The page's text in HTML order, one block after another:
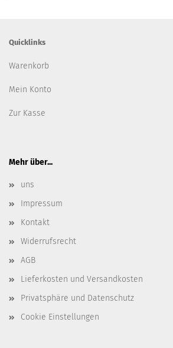
Quicklinks
Warenkorb
Mein Konto
Zur Kasse
Mehr über...
uns
Impressum
Kontakt
Widerrufsrecht
AGB
Lieferkosten und Versandkosten
Privatsphäre und Datenschutz
Cookie Einstellungen